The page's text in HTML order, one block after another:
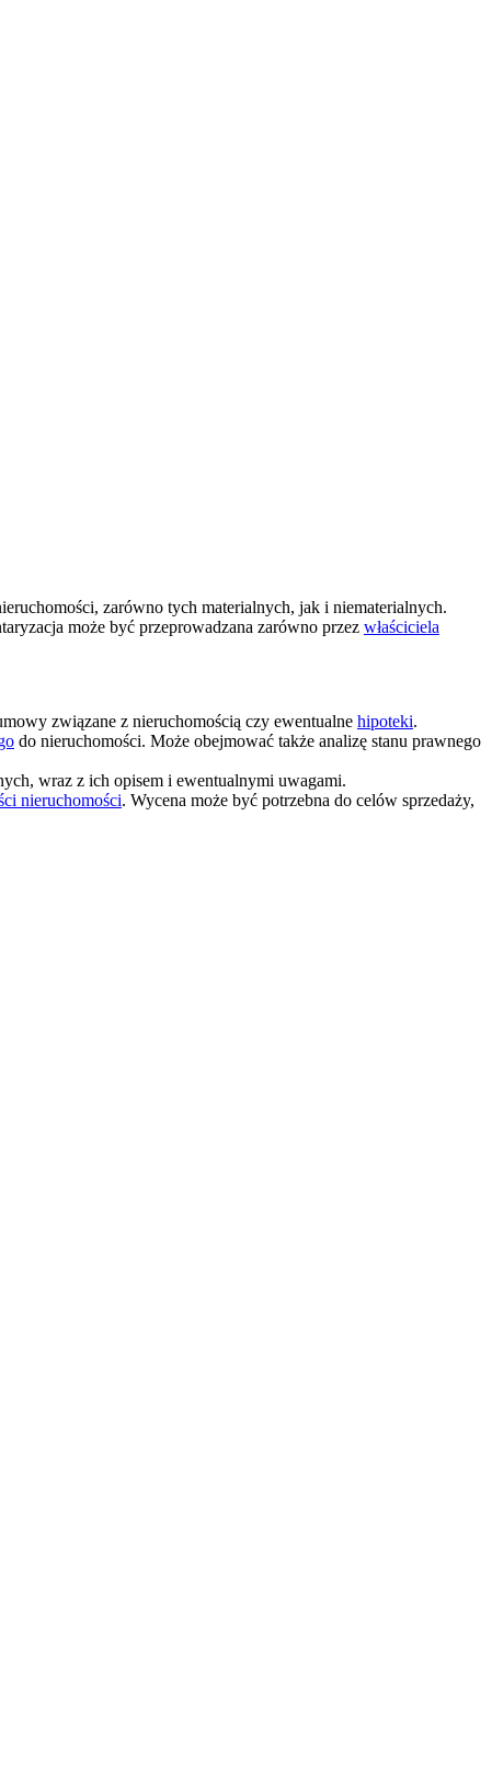
zarówno tych materialnych, jak i niematerialnych.
może być przeprowadzana zarówno przez właściciela
związane z nieruchomością czy ewentualne hipoteki.
do nieruchomości. Może obejmować także analizę stanu prawnego
wraz z ich opisem i ewentualnymi uwagami.
nieruchomości. Wycena może być potrzebna do celów sprzedaży,